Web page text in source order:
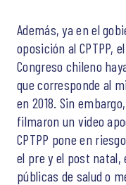
Además, ya en el
oposición al CPTPP,
Congreso chileno
que corresponde al
en 2018. Sin
filmaron un video
CPTPP pone en
el pre y el post
públicas de salud o